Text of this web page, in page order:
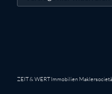
ZEIT & WERT Immobilien